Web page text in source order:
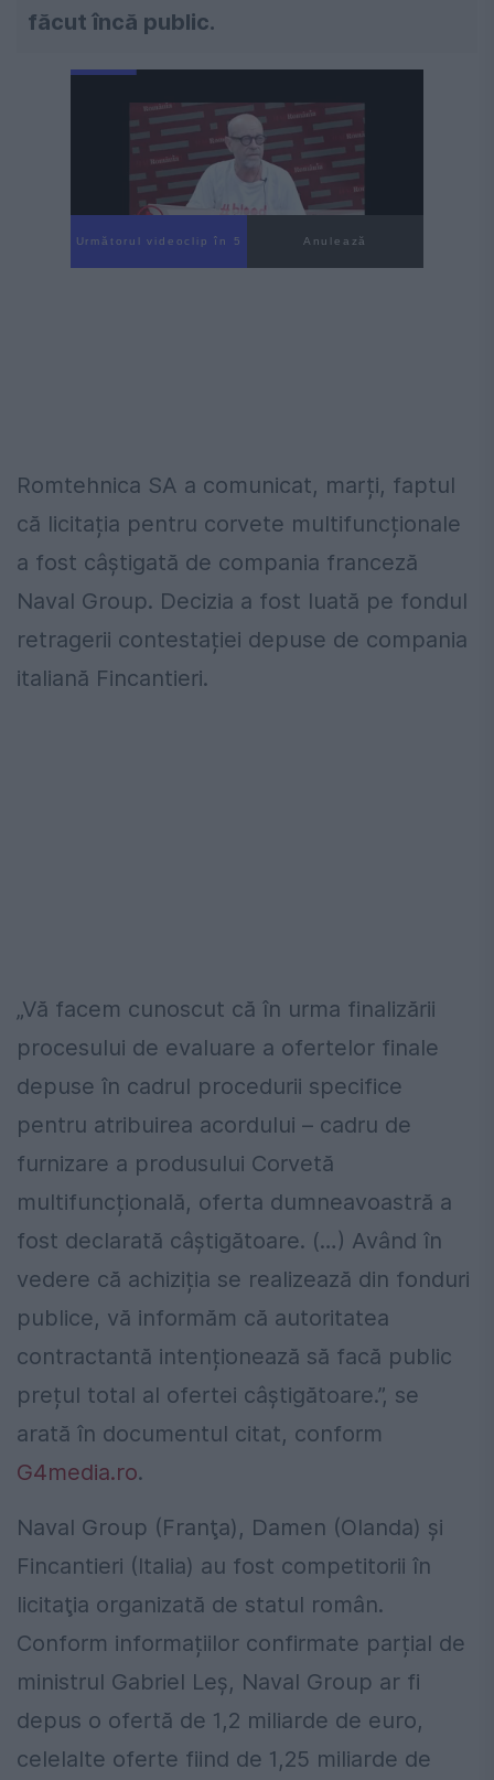
făcut încă public.
Următorul videoclip în 4 Anulează
Romtehnica SA a comunicat, marți, faptul
că licitația pentru corvete multifuncționale
a fost câștigată de compania franceză
Naval Group. Decizia a fost luată pe fondul
retragerii contestației depuse de compania
italiană Fincantieri.
„Vă facem cunoscut că în urma finalizării
procesului de evaluare a ofertelor finale
depuse în cadrul procedurii specifice
pentru atribuirea acordului – cadru de
furnizare a produsului Corvetă
multifuncțională, oferta dumneavoastră a
fost declarată câștigătoare. (…) Având în
vedere că achiziția se realizează din fonduri
publice, vă informăm că autoritatea
contractantă intenționează să facă public
prețul total al ofertei câștigătoare.”, se
arată în documentul citat, conform
G4media.ro.
Naval Group (Franţa), Damen (Olanda) şi
Fincantieri (Italia) au fost competitorii în
licitaţia organizată de statul român.
Conform informațiilor confirmate parțial de
ministrul Gabriel Leș, Naval Group ar fi
depus o ofertă de 1,2 miliarde de euro,
celelalte oferte fiind de 1,25 miliarde de